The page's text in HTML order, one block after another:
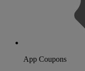
App Coupons